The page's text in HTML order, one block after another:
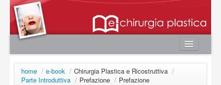
Home
Autori
home / e-book / Chirurgia Plastica e Ricostruttiva /
Parte Introduttiva / Prefazione / Prefazione